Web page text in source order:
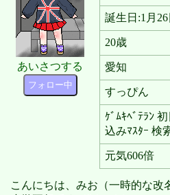
あいさつする
フォロー中
誕生日:1月26
20歳
愛知
すっぴん
ｹﾞﾑｷﾍﾞﾃﾗﾝ
込みﾏｽﾀｰ 検
元気606倍
こんにちは、みお（一時的な改